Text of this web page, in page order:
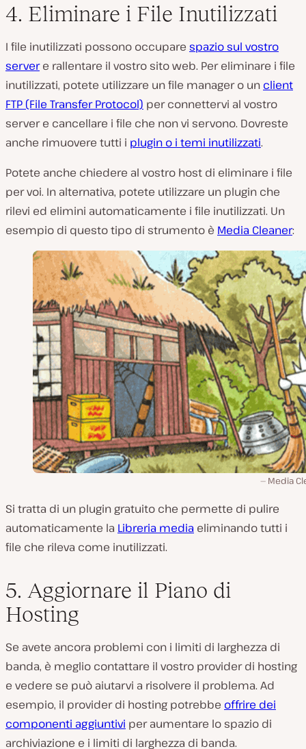
4. Eliminare i File Inutilizzati
I file inutilizzati possono occupare spazio sul vostro
servere rallentare il vostro sito web. Per eliminare i file
inutilizzati, potete utilizzare un file manager o un client
FTP (File Transfer Protocol) per connettervi al vostro
server e cancellare i file che non vi servono. Dovreste
anche rimuovere tutti i plugin o i temi inutilizzati.
Potete anche chiedere al vostro host di eliminare i file
per voi. In alternativa, potete utilizzare un plugin che
rilevi ed elimini automaticamente i file inutilizzati. Un
esempio di questo tipo di strumento è Media Cleaner:
Media
Si tratta di un plugin gratuito che permette di pulire
automaticamente la Libreria media eliminando tutti i
file che rileva come inutilizzati.
5. Aggiornare il Piano di
Hosting
Se avete ancora problemi con i limiti di larghezza di
banda, è meglio contattare il vostro provider di hosting
e vedere se può aiutarvi a risolvere il problema. Ad
esempio, il provider di hosting potrebbe offrire dei
componenti aggiuntivi per aumentare lo spazio di
archiviazione e i limiti di larghezza di banda.